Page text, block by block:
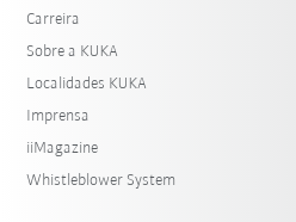
Carreira
Sobre a KUKA
Localidades KUKA
Imprensa
iiMagazine
Whistleblower System